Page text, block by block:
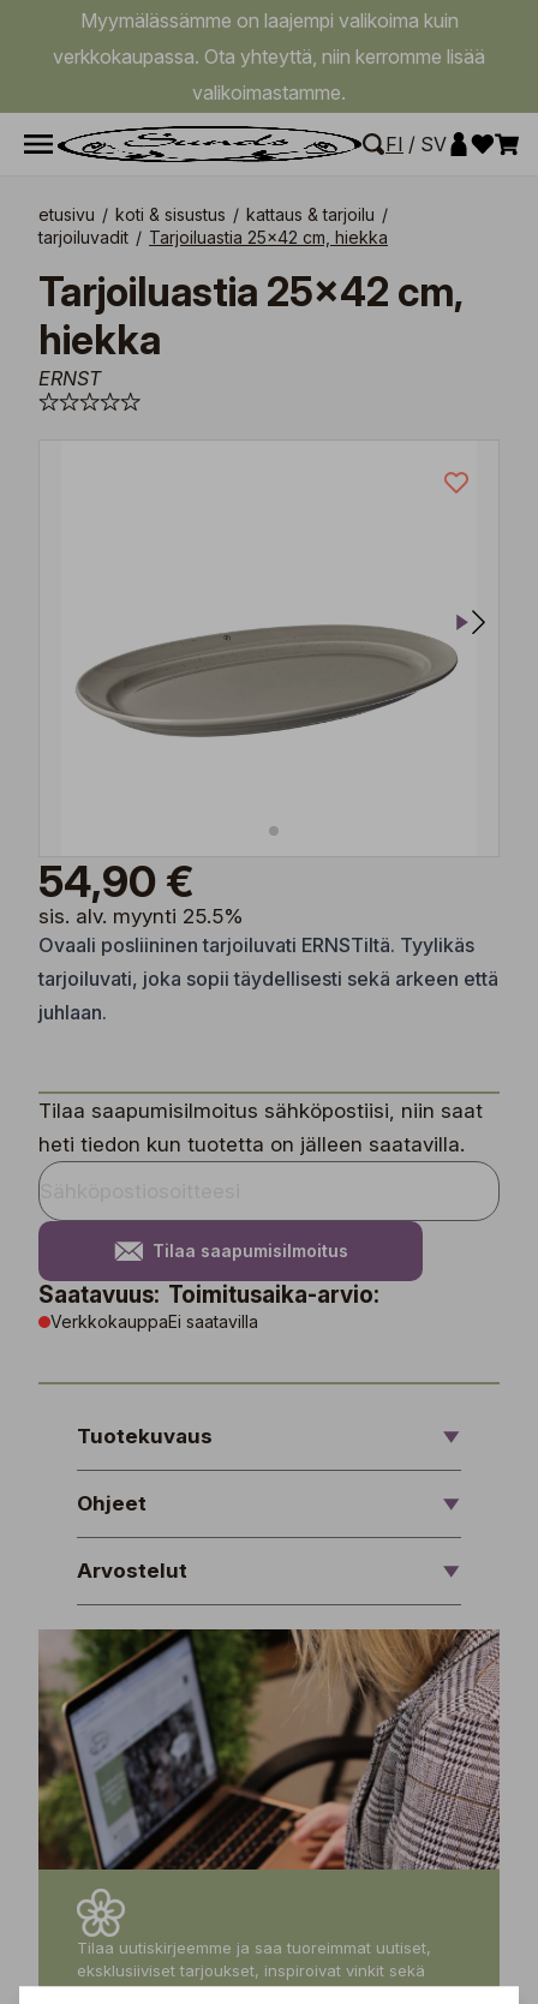
Myymälässämme on laajempi valikoima kuin
verkkokaupassa. Ota yhteyttä, niin kerromme lisää
valikoimastamme.
FI / SV
etusivu / koti & sisustus / kattaus & tarjoilu /
tarjoiluvadit / Tarjoiluastia 25x42 cm, hiekka
Tarjoiluastia 25x42 cm,
hiekka
ERNST
54,90 €
sis. alv. myynti 25.5%
Ovaali posliininen tarjoiluvati ERNSTiltä. Tyylikäs
tarjoiluvati, joka sopii täydellisesti sekä arkeen että
juhlaan.
Tilaa saapumisilmoitus sähköpostiisi, niin saat
heti tiedon kun tuotetta on jälleen saatavilla.
Tilaa saapumisilmoitus
Saatavuus:
Verkkokauppa
Toimitusaika-arvio:
Ei saatavilla
Tuotekuvaus
Ohjeet
Arvostelut
Tilaa uutiskirjeemme ja saa tuoreimmat uutiset,
eksklusiiviset tarjoukset, inspiroivat vinkit sekä
tiedot tulevista tapahtumista suoraan sähköpostiisi!